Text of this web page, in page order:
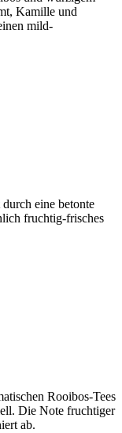
Kamille und
mild-
eine betonte
fruchtig-frisches
Rooibos-Tees
Die Note fruchtiger
ab.